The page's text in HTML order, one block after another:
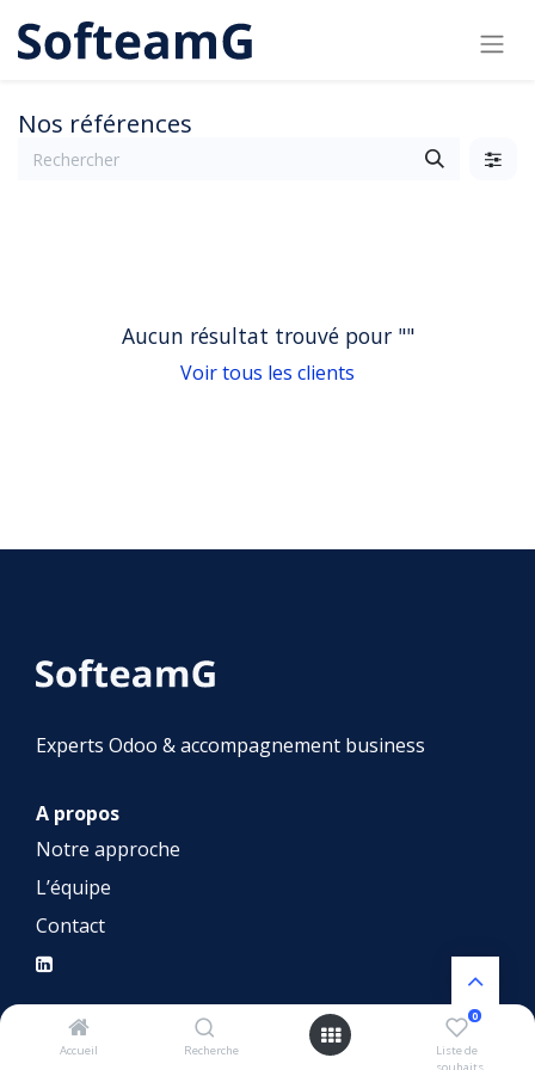
Accueil Recherche
0
Liste de
Nos références
Aucun résultat trouvé pour ""
Voir tous les clients
A propos
Notre approche
L’équipe
Contact
Nos services
Experts Odoo & accompagnement business